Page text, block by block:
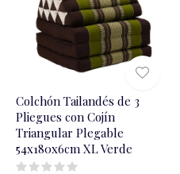
Colchón Tailandés de 3
Pliegues con Cojín
Triangular Plegable
54x180x6cm XL Verde